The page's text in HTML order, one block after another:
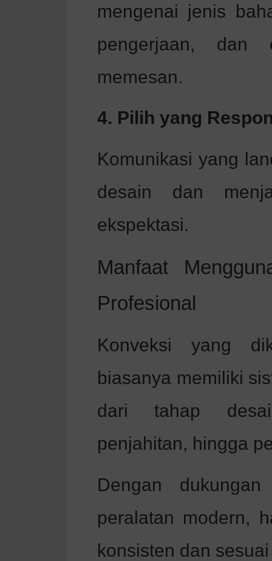
mengenai jenis
pengerjaan, dan
memesan.
4. Pilih yang
Komunikasi yang
desain dan
ekspektasi.
Manfaat
Profesional
Konveksi yang
biasanya memiliki
dari tahap
penjahitan, hingga
Dengan
peralatan modern,
konsisten dan